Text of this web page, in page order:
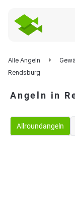
Alle Angeln
Rendsburg
Angeln in
Allroundangeln